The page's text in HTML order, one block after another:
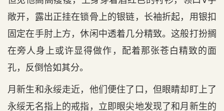
敞开，露出正挂在锁骨上的银链，长袖折起，用银扣
固定在手肘上方，休闲中透着几分精致。这般打扮搁
在旁人身上或许显得做作，配着那张苍白精致的面
孔，反倒恰如其分。
月新生和永绥走近，他们便住了口，但眼睛却盯上了
永绥无名指上的戒指，立即眼尖地发现了和月新生的